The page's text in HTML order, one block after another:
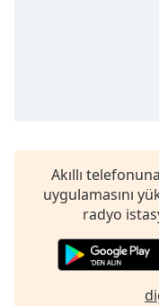
Akıllı
uygulamasını
radyo